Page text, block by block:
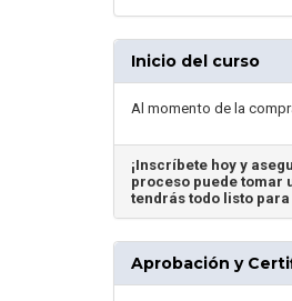
Inicio del curso
Al momento de la
¡Inscríbete hoy y
proceso puede tomar
tendrás todo listo
Aprobación y